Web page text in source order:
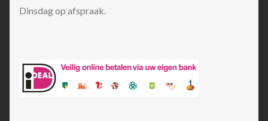
Dinsdag op afspraak.